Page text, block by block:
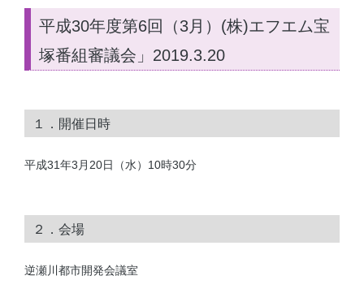
平成30年度第6回（3月）(株)エフエム宝
塚番組審議会」2019.3.20
１．開催日時
平成31年3月20日（水）10時30分
２．会場
逆瀬川都市開発会議室